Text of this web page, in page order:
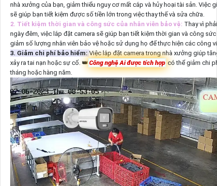
nhà xưởng của bạn, giảm thiểu nguy cơ mất cắp và hủy hoại tài sản. Việc
sẽ giúp bạn tiết kiệm được số tiền lớn trong việc thay thế và sửa chữa.
2. Tiết kiệm thời gian và công sức của nhân viên bảo vệ: Thay vì
ngày đêm, việc lắp đặt camera sẽ giúp bạn tiết kiệm thời gian và công
giảm số lượng nhân viên bảo vệ hoặc sử dụng họ để thực hiện các công
3. Giảm chi phí bảo hiểm:Việc lắp đặt camera trong nhà xưởng giúp
xảy ra tai nạn hoặc sự cố. 👑 Công nghệ Ai được tích hợp có thể giảm chi
tháng hoặc hàng năm.